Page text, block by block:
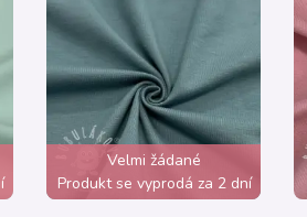
Velmi žádané
Produkt se vyprodá za 2 dní